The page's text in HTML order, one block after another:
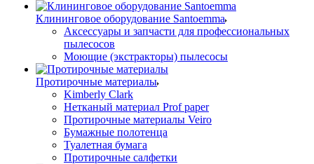
Клининговое оборудование Santoemma
Аксессуары и запчасти для профессиональных
пылесосов
Моющие (экстракторы) пылесосы
Протирочные материалы
Kimberly Clark
Нетканый материал Prof paper
Протирочные материалы Veiro
Бумажные полотенца
Туалетная бумага
Протирочные салфетки